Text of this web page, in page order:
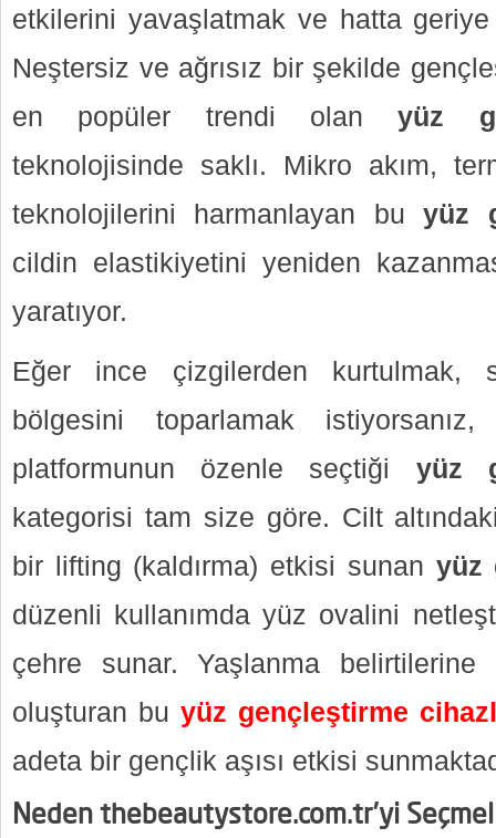
etkilerini yavaşlatmak ve hatta
Neştersiz ve ağrısız bir şekilde
en popüler trendi olanyüz
teknolojisinde saklı. Mikro akım,
teknolojilerini harmanlayan buyüz
cildin elastikiyetini yeniden
yaratıyor.
Eğer ince çizgilerden kurtulmak,
bölgesini toparlamak
platformunun özenle seçtiği yüz
kategorisi tam size göre. Cilt
bir lifting (kaldırma) etkisi sunan yüz
düzenli kullanımda yüz ovalini
çehre sunar. Yaşlanma
oluşturan bu yüz gençleştirme
adeta bir gençlik aşısı etkisi
Neden thebeautystore.com.tr’yi